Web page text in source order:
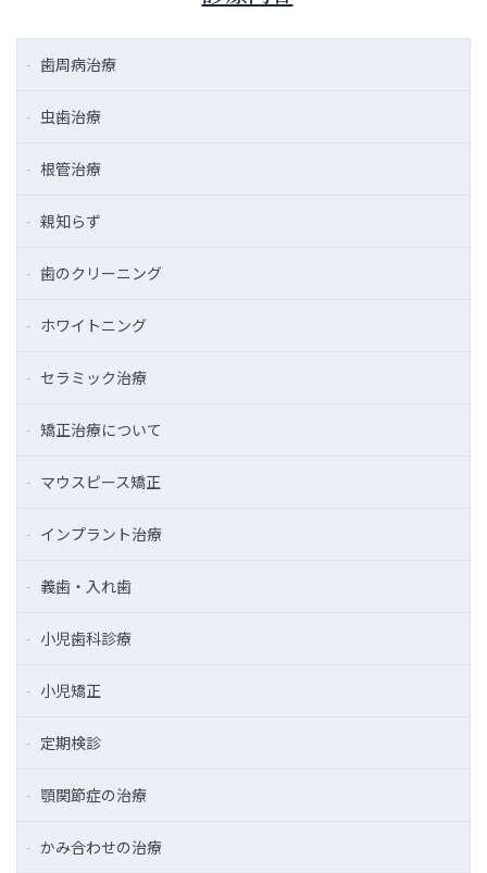
歯周病治療
虫歯治療
根管治療
親知らず
歯のクリーニング
ホワイトニング
セラミック治療
矯正治療について
マウスピース矯正
インプラント治療
義歯・入れ歯
小児歯科診療
小児矯正
定期検診
顎関節症の治療
かみ合わせの治療